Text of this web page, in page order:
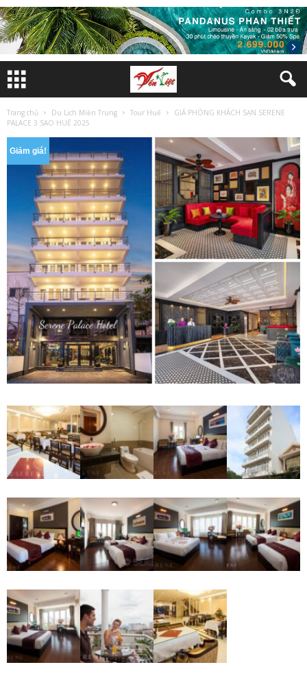
Trang chủ Du Lịch Miền Trung Tour Huế
GIÁ PHÒNG KHÁCH SẠN SERENE
PALACE 3 SAO HUẾ 2025
Giảm giá!